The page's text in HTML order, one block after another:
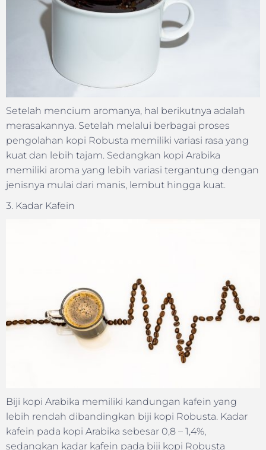
Setelah mencium aromanya, hal berikutnya adalah
merasakannya. Setelah melalui berbagai proses
pengolahan kopi Robusta memiliki variasi rasa yang
kuat dan lebih tajam. Sedangkan kopi Arabika
memiliki aroma yang lebih variasi tergantung dengan
jenisnya mulai dari manis, lembut hingga kuat.
3. Kadar Kafein
Biji kopi Arabika memiliki kandungan kafein yang
lebih rendah dibandingkan biji kopi Robusta. Kadar
kafein pada kopi Arabika sebesar 0,8 – 1,4%,
sedangkan kadar kafein pada biji kopi Robusta